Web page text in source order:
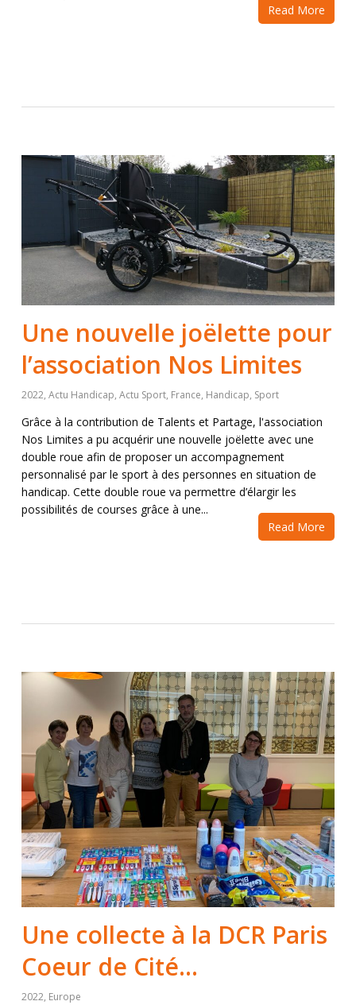
Read More
Une nouvelle joëlette pour
l’association Nos Limites
2022, Actu Handicap, Actu Sport, France, Handicap, Sport
Grâce à la contribution de Talents et Partage, l'association
Nos Limites a pu acquérir une nouvelle joëlette avec une
double roue afin de proposer un accompagnement
personnalisé par le sport à des personnes en situation de
handicap. Cette double roue va permettre d’élargir les
possibilités de courses grâce à une...
Read More
Une collecte à la DCR Paris
Coeur de Cité…
2022, Europe